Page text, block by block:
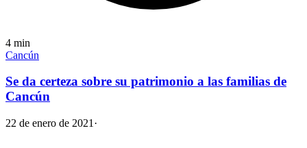
4 min
Cancún
Se da certeza sobre su patrimonio a las familias de
Cancún
22 de enero de 2021 ·